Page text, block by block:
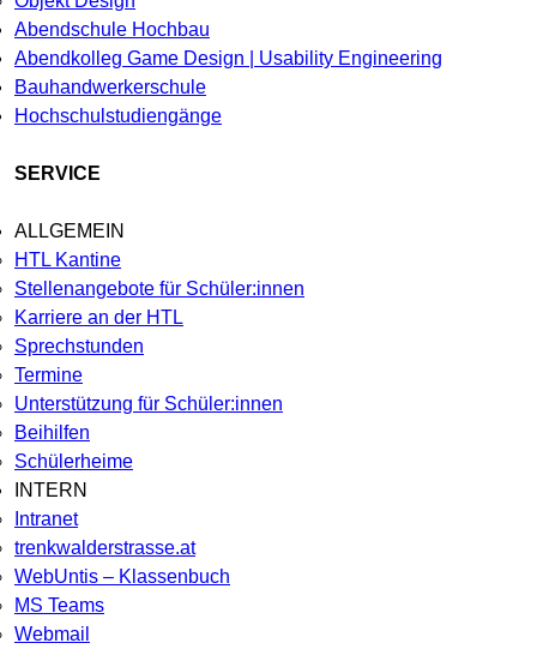
Abendschule Hochbau
Abendkolleg Game Design | Usability Engineering
Bauhandwerkerschule
Hochschulstudiengänge
SERVICE
ALLGEMEIN
HTL Kantine
Stellenangebote für Schüler:innen
Karriere an der HTL
Sprechstunden
Termine
Unterstützung für Schüler:innen
Beihilfen
Schülerheime
INTERN
Intranet
trenkwalderstrasse.at
WebUntis – Klassenbuch
MS Teams
Webmail